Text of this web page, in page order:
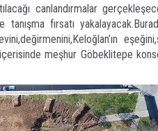
canlandırmalar
fırsatı
meşhur Göbeklitepe